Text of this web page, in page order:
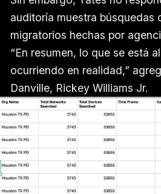
auditoría muestra búsquedas
migratorios hechas por
“En resumen, lo que se está
ocurriendo en realidad,”
Danville, Rickey Williams Jr.